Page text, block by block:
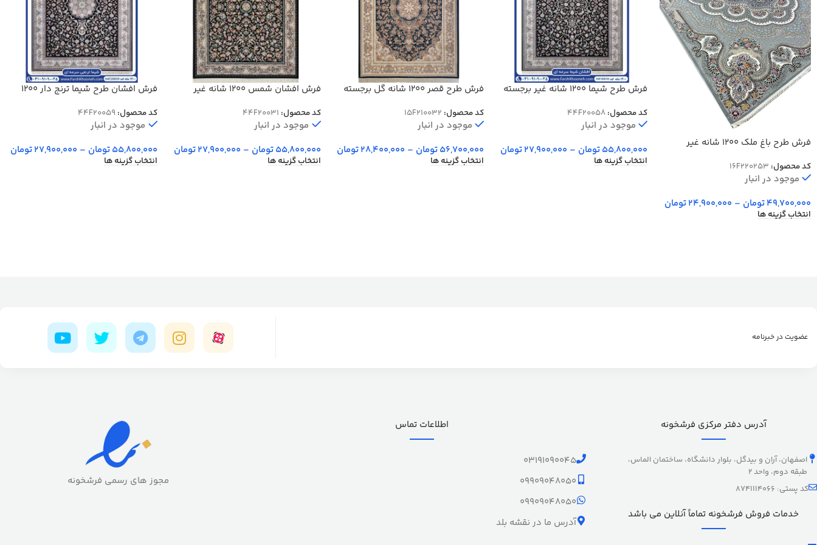
فرش طرح باغ ملک 1200 شانه غیر
کد محصول: 16F220253
موجود در انبار
49,700,000تومان –
24,900,000تومان
انتخاب گزینه ها
فرش طرح شیما 1200 شانه غیر برجسته
کد محصول:44F20058
موجود در انبار
55,800,000تومان –
27,900,000تومان
انتخاب گزینه ها
فرش طرح قصر 1200 شانه گل برجسته
کد محصول: 15F210032
موجود در انبار
56,700,000تومان –
28,400,000تومان
انتخاب گزینه ها
فرش افشان شمس 1200 شانه غیر
کد محصول: 44F20031
موجود در انبار
55,800,000تومان –
27,900,000تومان
انتخاب گزینه ها
فرش افشان طرح شیما ترنج دار 1200
کد محصول: 44F20059
موجود در انبار
55,800,000تومان –
27,900,000تومان
انتخاب گزینه ها
عضویت در خبرنامه
آدرس دفتر مرکزی فرشخونه
اصفهان، آران و بیدگل، بلوار دانشگاه، ساختمان الماس،
طبقه دوم، واحد 2
کد پستی: 8741114066
خدمات فروش فرشخونه تماماً آنلاین می باشد
اطلاعات تماس
03191090045
09909048050
09909048050
آدرس ما در نقشه بلد
مجوز های رسمی فرشخونه